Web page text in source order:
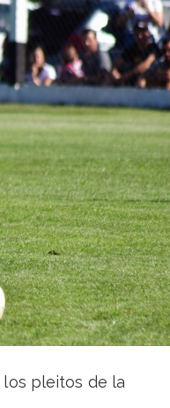
los pleitos de la